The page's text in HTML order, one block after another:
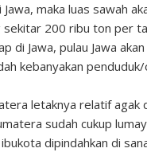
Jawa, maka luas sawah
sekitar 200 ribu ton per
di Jawa, pulau Jawa
kebanyakan
letaknya relatif
sudah cukup
dipindahkan di